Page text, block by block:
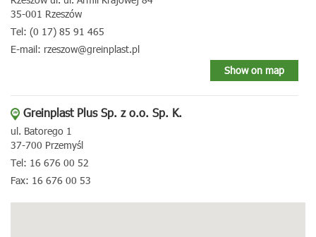
35-001 Rzeszów
Tel: (0 17) 85 91 465
E-mail: rzeszow@greinplast.pl
Show on map
Greinplast Plus Sp. z o.o. Sp. K.
ul. Batorego 1
37-700 Przemyśl
Tel: 16 676 00 52
Fax: 16 676 00 53